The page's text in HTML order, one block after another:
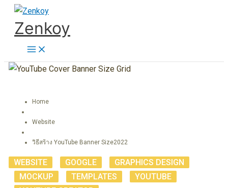
Skip
content
Zenkoy
Home
Website
วิธีสร้าง YouTube Banner Size2022
WEBSITE GOOGLE
GRAPHICS DESIGN
MOCKUP TEMPLATES
YOUTUBE